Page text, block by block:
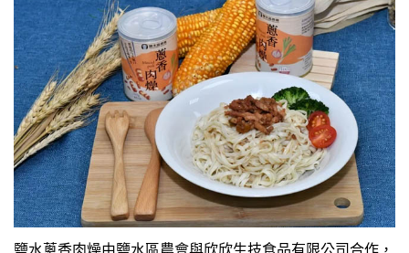
鹽水蔥香肉燥由鹽水區農會與欣欣生技食品有限公司合作，